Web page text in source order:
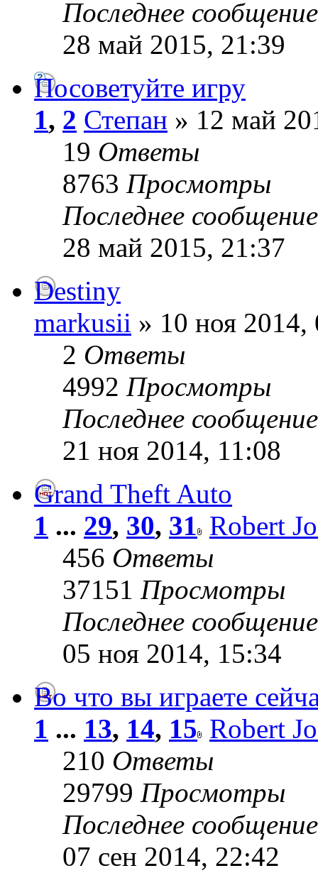
Последнее
28 май 2015, 21:39
Посоветуйте игру
1, 2 Степан » 12 май
19 Ответы
8763 Просмотры
Последнее
28 май 2015, 21:37
Destiny
markusii » 10 ноя 2014,
2 Ответы
4992 Просмотры
Последнее
21 ноя 2014, 11:08
Grand Theft Auto
1 ... 29, 30, 31 Robert
456 Ответы
37151 Просмотры
Последнее
05 ноя 2014, 15:34
Во что вы играете
1 ... 13, 14, 15 Robert
210 Ответы
29799 Просмотры
Последнее
07 сен 2014, 22:42